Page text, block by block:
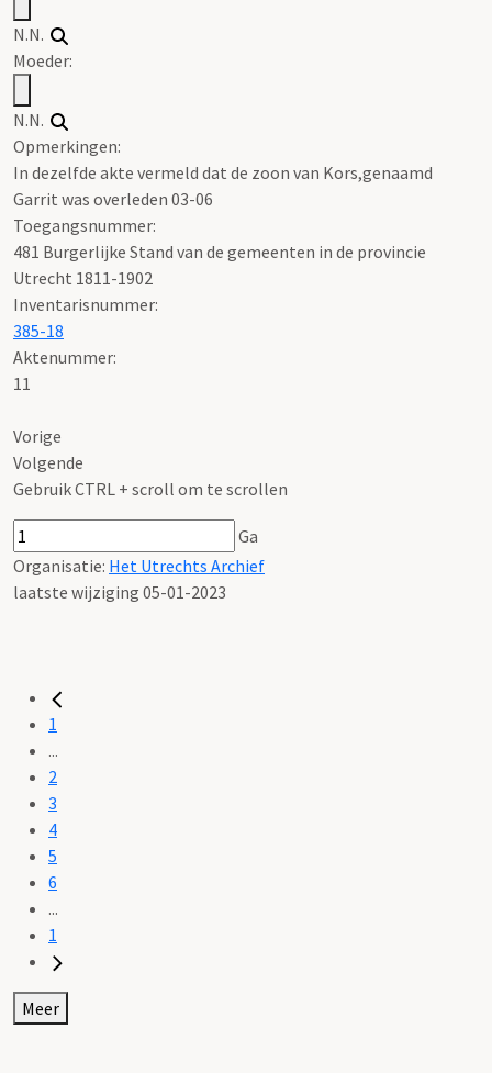
N.N.
Moeder:
N.N.
Opmerkingen:
In dezelfde akte vermeld dat de zoon van Kors,genaamd
Garrit was overleden 03-06
Toegangsnummer:
481 Burgerlijke Stand van de gemeenten in de provincie
Utrecht 1811-1902
Inventarisnummer:
385-18
Aktenummer:
11
Vorige
Volgende
Gebruik CTRL + scroll om te scrollen
Ga
Organisatie: Het Utrechts Archief
laatste wijziging 05-01-2023
1
...
2
3
4
5
6
...
1
Meer